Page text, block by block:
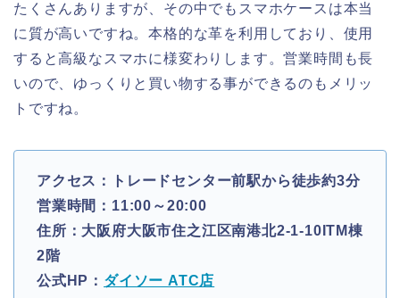
たくさんありますが、その中でもスマホケースは本当
に質が高いですね。本格的な革を利用しており、使用
すると高級なスマホに様変わりします。営業時間も長
いので、ゆっくりと買い物する事ができるのもメリッ
トですね。
アクセス：トレードセンター前駅から徒歩約3分
営業時間：11:00～20:00
住所：大阪府大阪市住之江区南港北2-1-10ITM棟
2階
公式HP： ダイソー ATC店